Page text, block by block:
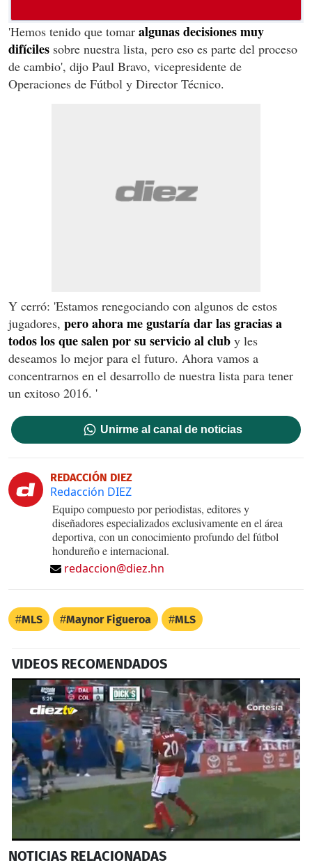
'Hemos tenido que tomar algunas decisiones muy
difíciles sobre nuestra lista, pero eso es parte del proceso
de cambio', dijo Paul Bravo, vicepresidente de
Operaciones de Fútbol y Director Técnico.
Y cerró: 'Estamos renegociando con algunos de estos
jugadores, pero ahora me gustaría dar las gracias a
todos los que salen por su servicio al club y les
deseamos lo mejor para el futuro. Ahora vamos a
concentrarnos en el desarrollo de nuestra lista para tener
un exitoso 2016. '
Unirme al canal de noticias
REDACCIÓN DIEZ
Redacción DIEZ
Equipo compuesto por periodistas, editores y
diseñadores especializados exclusivamente en el área
deportiva, con un conocimiento profundo del fútbol
hondureño e internacional.
redaccion@diez.hn
MLS Maynor Figueroa MLS
VIDEOS RECOMENDADOS
seconds
NOTICIAS RELACIONADAS